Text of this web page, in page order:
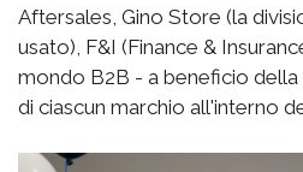
Aftersales, Gino Store (la
usato), F&I (Finance &
mondo B2B - a beneficio
di ciascun marchio all'interno